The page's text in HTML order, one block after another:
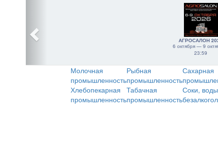
АГРОСАЛОН
6 октября — 9
23:59
Молочная
промышленность
Рыбная
промышленность
Сахарная
Хлебопекарная
промышленность
Табачная
промышленность
Соки,